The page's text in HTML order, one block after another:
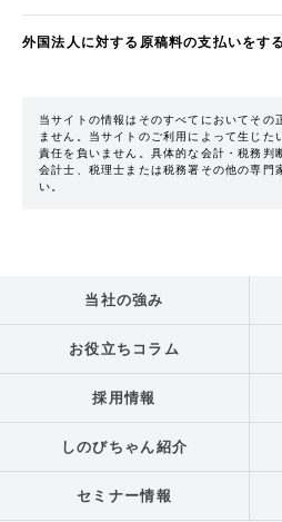
外国法人に対する原稿料の支払いをす
当サイトの情報はそのすべてにおいてその
ません。当サイトのご利用によって生じた
責任を負いません。具体的な会計・税務判
会計士、税理士または税務署その他の専門
い。
当社の強み
お役立ちコラム
採用情報
しのびちゃん紹介
セミナー情報